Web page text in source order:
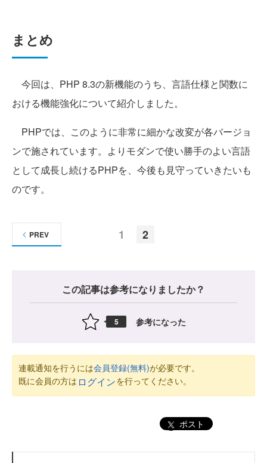
まとめ
今回は、PHP 8.3の新機能のうち、言語仕様と関数に
おける機能強化について紹介しました。
PHPでは、このように非常に細かな改変が各バージョ
ンで施されています。よりモダンで使い勝手のよい言語
として成長し続けるPHPを、今後も見守っていきたいも
のです。
1 2
PREV
この記事は参考になりましたか？
5 参考になった
連載通知を行うには会員登録(無料)が必要です。
既に会員の方は ログインを行ってください。
ポスト